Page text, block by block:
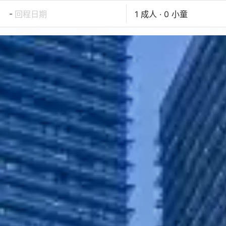
- 回程日期 1 成人 · 0 小童